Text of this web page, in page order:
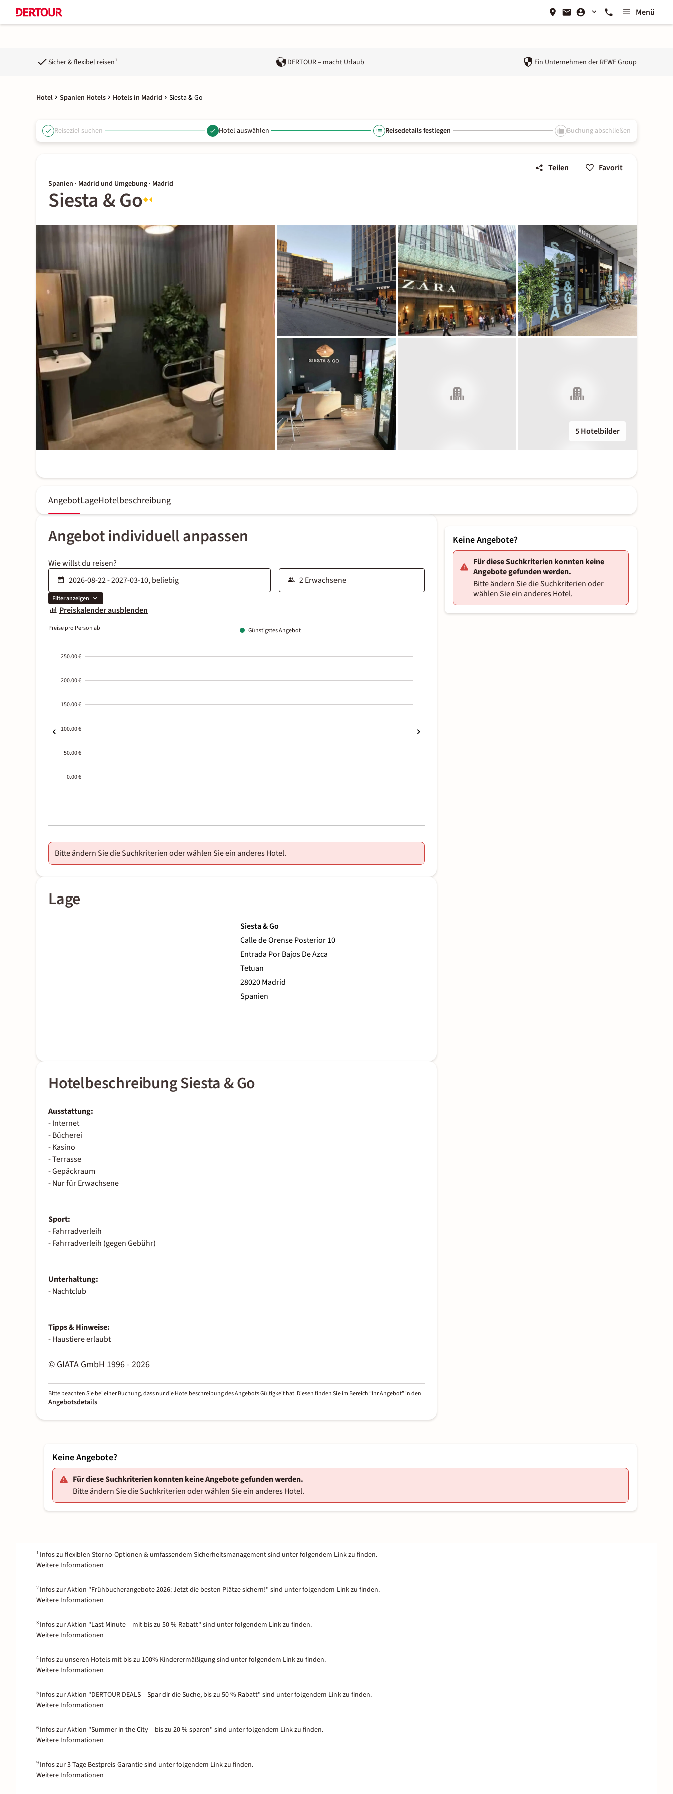
Menü
Sicher & flexibel reisen¹ DERTOUR – macht Urlaub Ein Unternehmen der REWE Group
Hotel Spanien Hotels Hotels in Madrid Siesta & Go
Reiseziel suchen Hotel auswählen Reisedetails festlegen Buchung abschließen
Teilen Favorit
Spanien · Madrid und Umgebung · Madrid
Siesta & Go
5 Hotelbilder
AngebotLageHotelbeschreibung
Angebot individuell anpassen
Wie willst du reisen?
Filter anzeigen
Preiskalender ausblenden
Preise pro Person ab Günstigstes Angebot
250.00 €
200.00 €
150.00 €
100.00 €
50.00 €
0.00 €
01-02
Bitte ändern Sie die Suchkriterien oder wählen Sie ein anderes Hotel.
Lage
Siesta & Go
Calle de Orense Posterior 10
Entrada Por Bajos De Azca
Tetuan
28020 Madrid
Spanien
Hotelbeschreibung Siesta & Go
Ausstattung:
- Internet
- Bücherei
- Kasino
- Terrasse
- Gepäckraum
- Nur für Erwachsene
Sport:
- Fahrradverleih
- Fahrradverleih (gegen Gebühr)
Unterhaltung:
- Nachtclub
Tipps & Hinweise:
- Haustiere erlaubt
© GIATA GmbH 1996 - 2026
Bitte beachten Sie bei einer Buchung, dass nur die Hotelbeschreibung des Angebots Gültigkeit hat. Diesen finden Sie im Bereich “Ihr Angebot” in den
Angebotsdetails.
Keine Angebote?
Für diese Suchkriterien konnten keine
Angebote gefunden werden.
Bitte ändern Sie die Suchkriterien oder
wählen Sie ein anderes Hotel.
Keine Angebote?
Für diese Suchkriterien konnten keine Angebote gefunden werden.
Bitte ändern Sie die Suchkriterien oder wählen Sie ein anderes Hotel.
1 Infos zu flexiblen Storno-Optionen & umfassendem Sicherheitsmanagement sind unter folgendem Link zu finden.
Weitere Informationen
2 Infos zur Aktion "Frühbucherangebote 2026: Jetzt die besten Plätze sichern!" sind unter folgendem Link zu finden.
Weitere Informationen
3 Infos zur Aktion "Last Minute – mit bis zu 50 % Rabatt" sind unter folgendem Link zu finden.
Weitere Informationen
4 Infos zu unseren Hotels mit bis zu 100% Kinderermäßigung sind unter folgendem Link zu finden.
Weitere Informationen
5 Infos zur Aktion "DERTOUR DEALS – Spar dir die Suche, bis zu 50 % Rabatt" sind unter folgendem Link zu finden.
Weitere Informationen
6 Infos zur Aktion "Summer in the City – bis zu 20 % sparen" sind unter folgendem Link zu finden.
Weitere Informationen
9 Infos zur 3 Tage Bestpreis-Garantie sind unter folgendem Link zu finden.
Weitere Informationen